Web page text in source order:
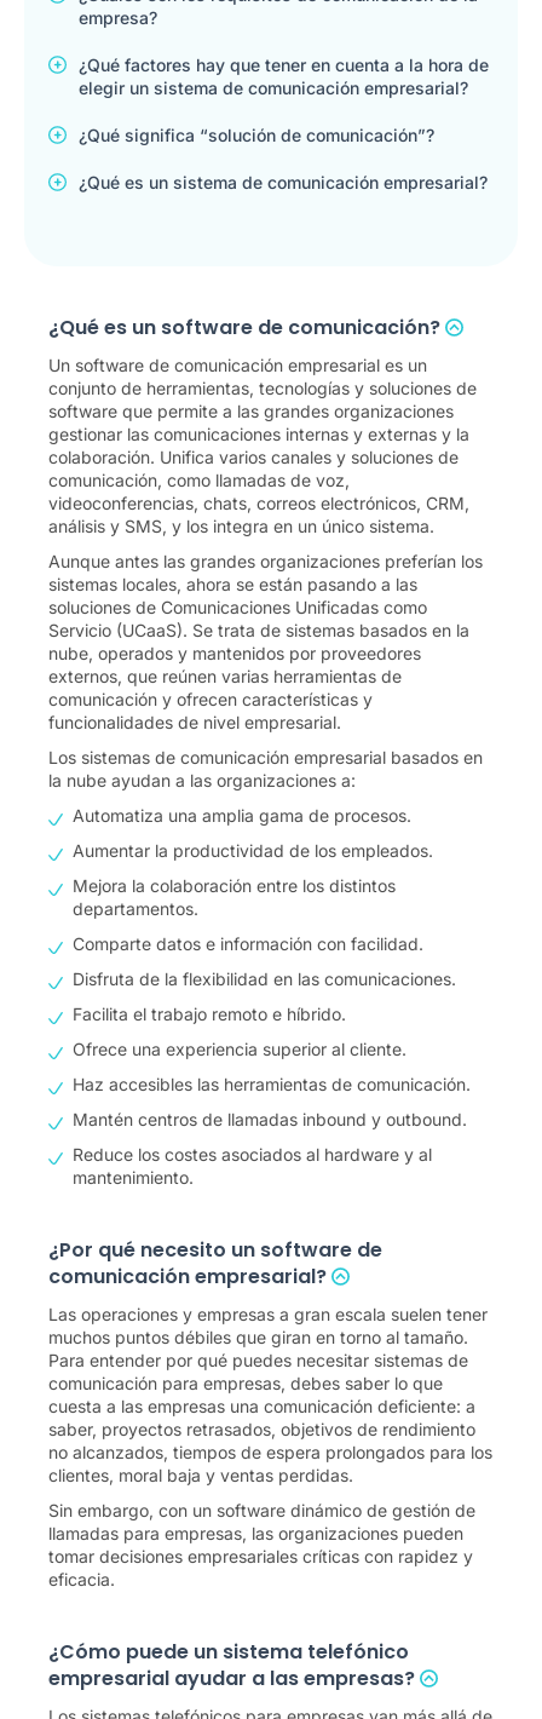
empresa?
¿Qué factores hay que tener en cuenta a la hora de
elegir un sistema de comunicación empresarial?
¿Qué significa “solución de comunicación”?
¿Qué es un sistema de comunicación empresarial?
¿Qué es un software de comunicación?
Un software de comunicación empresarial es un
conjunto de herramientas, tecnologías y soluciones de
software que permite a las grandes organizaciones
gestionar las comunicaciones internas y externas y la
colaboración. Unifica varios canales y soluciones de
comunicación, como llamadas de voz,
videoconferencias, chats, correos electrónicos, CRM,
análisis y SMS, y los integra en un único sistema.
Aunque antes las grandes organizaciones preferían los
sistemas locales, ahora se están pasando a las
soluciones de Comunicaciones Unificadas como
Servicio (UCaaS). Se trata de sistemas basados en la
nube, operados y mantenidos por proveedores
externos, que reúnen varias herramientas de
comunicación y ofrecen características y
funcionalidades de nivel empresarial.
Los sistemas de comunicación empresarial basados en
la nube ayudan a las organizaciones a:
Automatiza una amplia gama de procesos.
Aumentar la productividad de los empleados.
Mejora la colaboración entre los distintos
departamentos.
Comparte datos e información con facilidad.
Disfruta de la flexibilidad en las comunicaciones.
Facilita el trabajo remoto e híbrido.
Ofrece una experiencia superior al cliente.
Haz accesibles las herramientas de comunicación.
Mantén centros de llamadas inbound y outbound.
Reduce los costes asociados al hardware y al
mantenimiento.
¿Por qué necesito un software de
comunicación empresarial?
Las operaciones y empresas a gran escala suelen tener
muchos puntos débiles que giran en torno al tamaño.
Para entender por qué puedes necesitar sistemas de
comunicación para empresas, debes saber lo que
cuesta a las empresas una comunicación deficiente: a
saber, proyectos retrasados, objetivos de rendimiento
no alcanzados, tiempos de espera prolongados para los
clientes, moral baja y ventas perdidas.
Sin embargo, con un software dinámico de gestión de
llamadas para empresas, las organizaciones pueden
tomar decisiones empresariales críticas con rapidez y
eficacia.
¿Cómo puede un sistema telefónico
empresarial ayudar a las empresas?